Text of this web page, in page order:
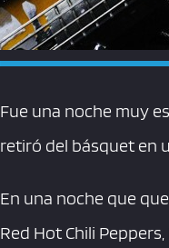
Fue una noche muy
retiró del básquet en
En una noche que
Red Hot Chili